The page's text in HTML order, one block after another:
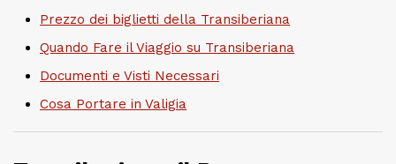
Prezzo dei biglietti della Transiberiana
Quando Fare il Viaggio su Transiberiana
Documenti e Visti Necessari
Cosa Portare in Valigia